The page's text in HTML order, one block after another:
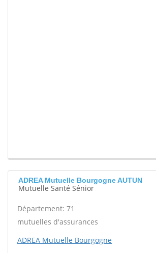
ADREA Mutuelle Bourgogne AUTUN
Mutuelle Santé Sénior
Département: 71
mutuelles d'assurances
ADREA Mutuelle Bourgogne